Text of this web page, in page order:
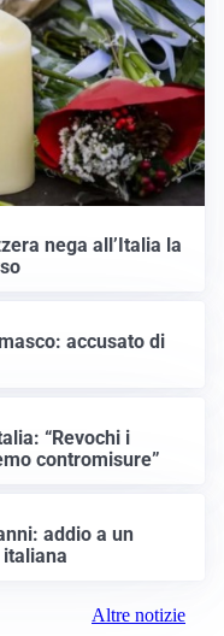
nega all’Italia la
accusato di
“Revochi i
contromisure”
addio a un
Altre notizie